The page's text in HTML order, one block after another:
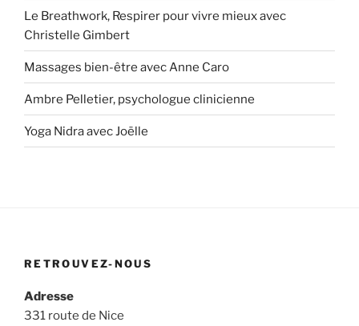
Le Breathwork, Respirer pour vivre mieux avec
Christelle Gimbert
Massages bien-être avec Anne Caro
Ambre Pelletier, psychologue clinicienne
Yoga Nidra avec Joëlle
RETROUVEZ-NOUS
Adresse
331 route de Nice